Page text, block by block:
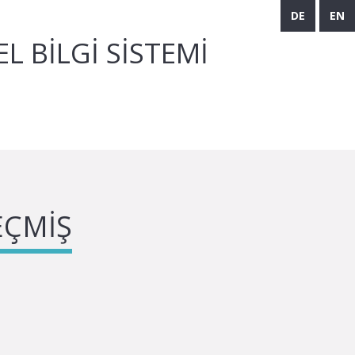
EN
DE
BILGI SISTEMI